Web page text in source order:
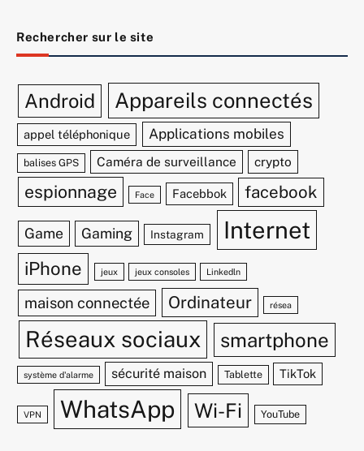
Rechercher sur le site
Android Appareils connectés
appel téléphonique Applications mobiles
balises GPS Caméra de surveillance crypto
espionnage Face Facebbok facebook
Game Gaming Instagram Internet
iPhone jeux jeux consoles Linkedln
maison connectée Ordinateur résea
Réseaux sociaux smartphone
système d'alarme sécurité maison Tablette TikTok
VPN WhatsApp Wi-Fi YouTube